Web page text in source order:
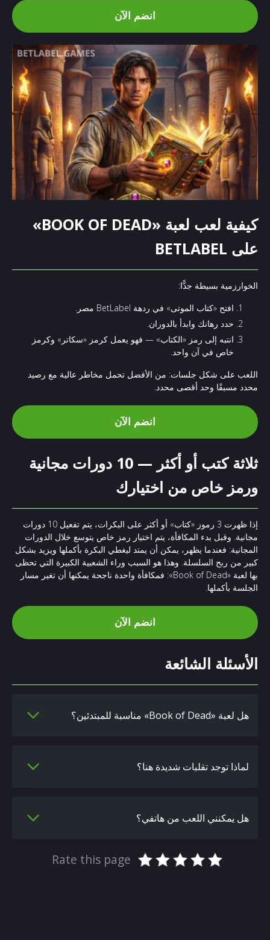
انضم الآن
كيفية لعب لعبة «BOOK OF DEAD»
على BETLABEL
الخوارزمية بسيطة جدًّا:
افتح «كتاب الموتى» في ردهة BetLabel مصر.
حدد رهانك وابدأ بالدوران.
انتبه إلى رمز «الكتاب» — فهو يعمل كرمز «سكاتر» وكرمز
خاص في آن واحد.
اللعب على شكل جلسات: من الأفضل تحمل مخاطر عالية مع رصيد
محدد مسبقًا وحد أقصى محدد.
انضم الآن
ثلاثة كتب أو أكثر — 10 دورات مجانية
ورمز خاص من اختيارك
إذا ظهرت 3 رموز «كتاب» أو أكثر على البكرات، يتم تفعيل 10 دورات
مجانية. وقبل بدء المكافأة، يتم اختيار رمز خاص يتوسع خلال الدورات
المجانية: فعندما يظهر، يمكن أن يمتد ليغطي البكرة بأكملها ويزيد بشكل
كبير من ربح السلسلة. وهذا هو السبب وراء الشعبية الكبيرة التي تحظى
بها لعبة «Book of Dead»: فمكافأة واحدة ناجحة يمكنها أن تغير مسار
الجلسة بأكملها.
انضم الآن
الأسئلة الشائعة
هل لعبة «Book of Dead» مناسبة للمبتدئين؟
لماذا توجد تقلبات شديدة هنا؟
هل يمكنني اللعب من هاتفي؟
Rate this page